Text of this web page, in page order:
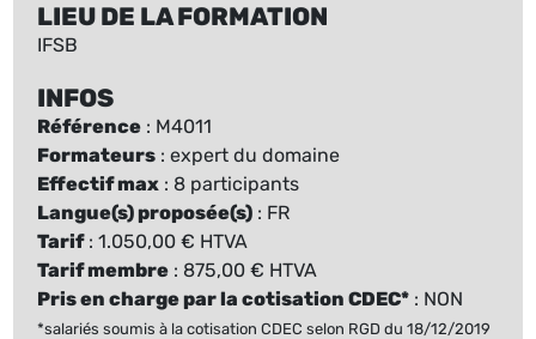
LIEU DE LA FORMATION
IFSB
INFOS
Référence : M4011
Formateurs : expert du domaine
Effectif max : 8 participants
Langue(s) proposée(s) : FR
Tarif: 1.050,00 € HTVA
Tarif membre : 875,00 € HTVA
Pris en charge par la cotisation CDEC* : NON
*salariés soumis à la cotisation CDEC selon RGD du 18/12/2019